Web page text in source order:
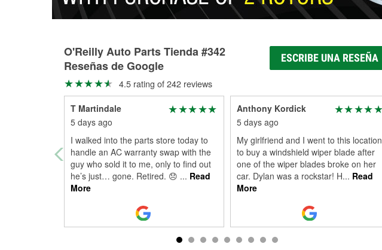
O'Reilly Auto Parts Tienda #342
Reseñas de Google
ESCRIBE UNA RESEÑA
4.5 rating of 242 reviews
T Martindale
5 days ago
I walked into the parts store today to
handle an AC warranty swap with the
guy who sold it to me, only to find out
he’s just… gone. Retired. 😞 ... Read
More
Anthony Kordick
5 days ago
My girlfriend and I went to this location
to buy a windshield wiper blade after
one of the wiper blades broke on her
car. Dylan was a rockstar! H... Read
More